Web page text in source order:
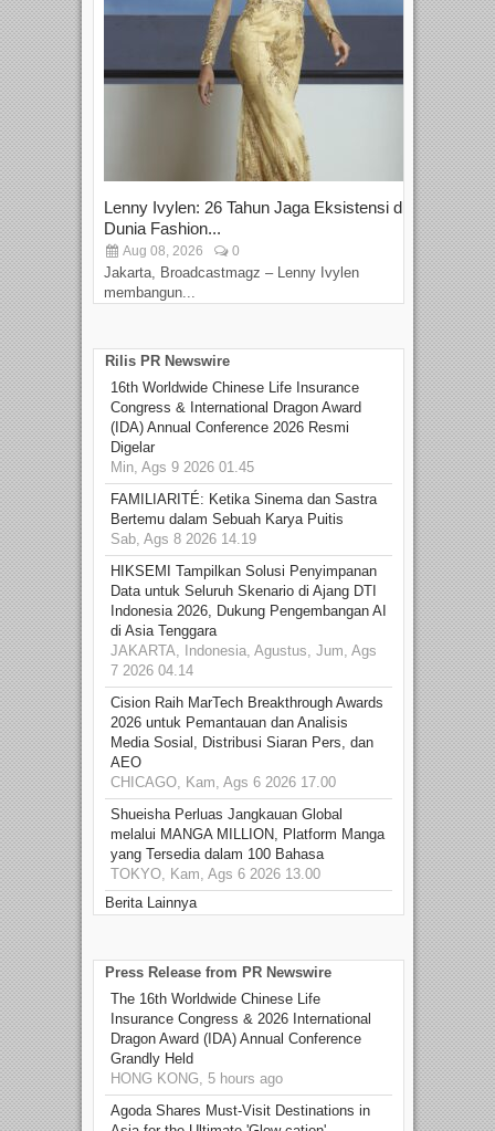
Lenny Ivylen: 26 Tahun Jaga Eksistensi di
Dunia Fashion...
Aug 08, 2026 0
Jakarta, Broadcastmagz – Lenny Ivylen
membangun...
Rilis PR Newswire
16th Worldwide Chinese Life Insurance
Congress & International Dragon Award
(IDA) Annual Conference 2026 Resmi
Digelar
Min, Ags 9 2026 01.45
FAMILIARITÉ: Ketika Sinema dan Sastra
Bertemu dalam Sebuah Karya Puitis
Sab, Ags 8 2026 14.19
HIKSEMI Tampilkan Solusi Penyimpanan
Data untuk Seluruh Skenario di Ajang DTI
Indonesia 2026, Dukung Pengembangan AI
di Asia Tenggara
JAKARTA, Indonesia, Agustus, Jum, Ags
7 2026 04.14
Cision Raih MarTech Breakthrough Awards
2026 untuk Pemantauan dan Analisis
Media Sosial, Distribusi Siaran Pers, dan
AEO
CHICAGO, Kam, Ags 6 2026 17.00
Shueisha Perluas Jangkauan Global
melalui MANGA MILLION, Platform Manga
yang Tersedia dalam 100 Bahasa
TOKYO, Kam, Ags 6 2026 13.00
Berita Lainnya
Press Release from PR Newswire
The 16th Worldwide Chinese Life
Insurance Congress & 2026 International
Dragon Award (IDA) Annual Conference
Grandly Held
HONG KONG, 5 hours ago
Agoda Shares Must-Visit Destinations in